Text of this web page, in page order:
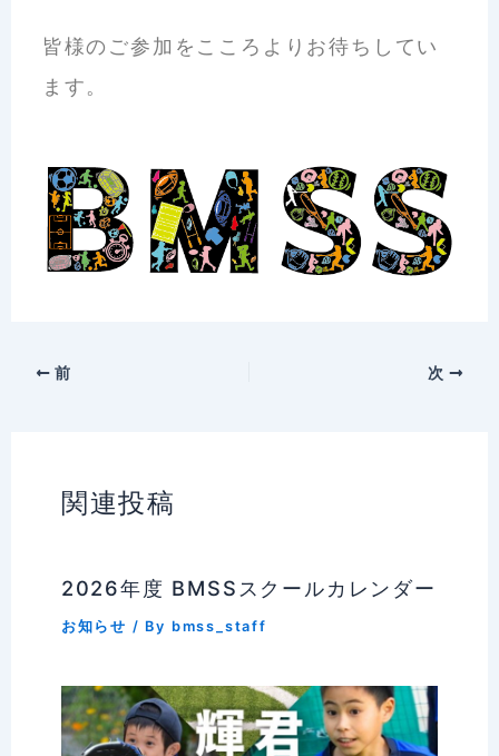
皆様のご参加をこころよりお待ちしてい
ます。
前 次
関連投稿
2026年度 BMSSスクールカレンダー
お知らせ / By bmss_staff